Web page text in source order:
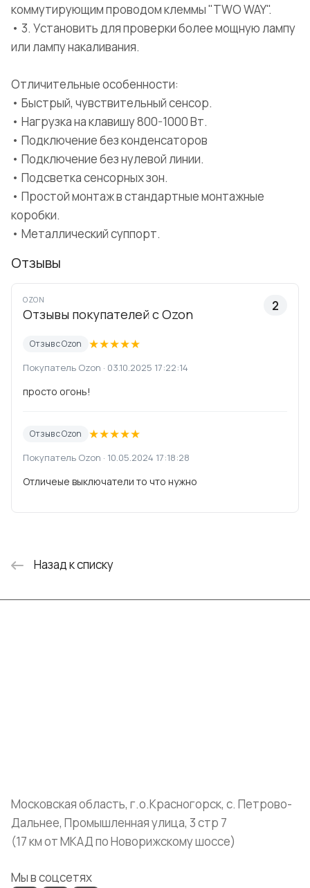
коммутирующим проводом клеммы "TWO WAY".
• 3. Установить для проверки более мощную лампу
или лампу накаливания.
Отличительные особенности:
• Быстрый, чувствительный сенсор.
• Нагрузка на клавишу 800-1000 Вт.
• Подключение без конденсаторов
• Подключение без нулевой линии.
• Подсветка сенсорных зон.
• Простой монтаж в стандартные монтажные
коробки.
• Металлический суппорт.
Отзывы
OZON
Отзывы покупателей с Ozon
2
Отзыв с Ozon ★★★★★
Покупатель Ozon · 03.10.2025 17:22:14
просто огонь!
Отзыв с Ozon ★★★★★
Покупатель Ozon · 10.05.2024 17:18:28
Отличеые выключатели то что нужно
Назад к списку
Московская область, г.о.Красногорск, с. Петрово-
Дальнее, Промышленная улица, 3 стр 7
(17 км от МКАД по Новорижскому шоссе)
Мы в соцсетях